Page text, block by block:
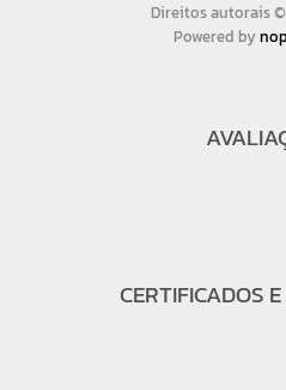
Direitos autorais
Powered by
CERTIFICADOS